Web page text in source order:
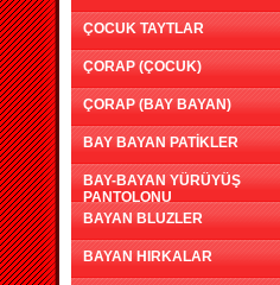
ÇOCUK TAYTLAR
ÇORAP (ÇOCUK)
ÇORAP (BAY BAYAN)
BAY BAYAN PATİKLER
BAY-BAYAN YÜRÜYÜŞ
PANTOLONU
BAYAN BLUZLER
BAYAN HIRKALAR